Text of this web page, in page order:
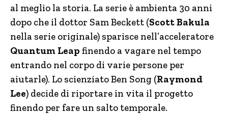
al meglio la storia. La serie è ambienta 30 anni
dopo che il dottor Sam Beckett (Scott Bakula
nella serie originale) sparisce nell’acceleratore
Quantum Leap finendo a vagare nel tempo
entrando nel corpo di varie persone per
aiutarle). Lo scienziato Ben Song (Raymond
Lee) decide di riportare in vita il progetto
finendo per fare un salto temporale.